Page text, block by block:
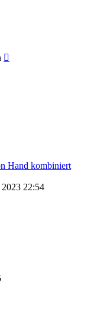
Hand kombiniert
22:54